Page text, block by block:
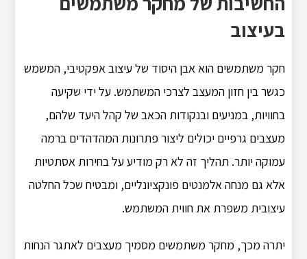
בעיצוב
חקר משתמשים הוא אבן היסוד של עיצוב אפקטיבי, המשמש
כגשר בין חזון המעצב לצרכי המשתמש. על ידי שקיעה
בחוויות, במניעים ובנקודות הכאב של קהל היעד שלהם,
מעצבים גרפיים יכולים ליצור פתרונות המהדהדים ברמה
עמוקה יותר. תהליך זה לא רק מודיע על בחירות אסתטיות
אלא גם מנחה אלמנטים פונקציונליים, ומבטיח שכל החלטה
עיצובית משפרת את חווית המשתמש.
יתרה מכך, מחקר משתמשים מסמיך מעצבים לאתגר הנחות